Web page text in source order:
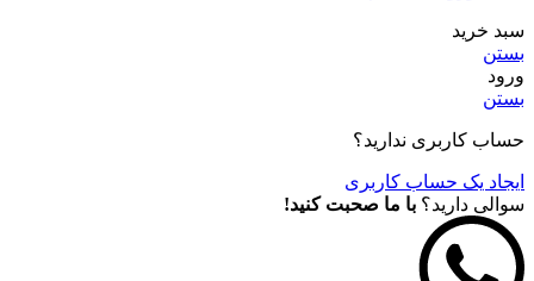
سبد خرید
بستن
ورود
بستن
حساب کاربری ندارید؟
ایجاد یک حساب کاربری
سوالی دارید؟ با ما صحبت کنید!